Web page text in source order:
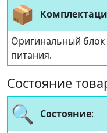
📦
Оригинальный блок
питания.
Состояние
🔍 Состояние: